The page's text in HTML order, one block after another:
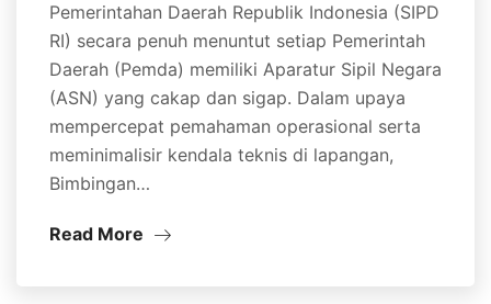
Pemerintahan Daerah Republik Indonesia (SIPD
RI) secara penuh menuntut setiap Pemerintah
Daerah (Pemda) memiliki Aparatur Sipil Negara
(ASN) yang cakap dan sigap. Dalam upaya
mempercepat pemahaman operasional serta
meminimalisir kendala teknis di lapangan,
Bimbingan…
Read More